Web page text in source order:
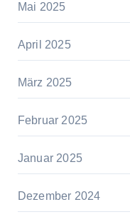
Mai 2025
April 2025
März 2025
Februar 2025
Januar 2025
Dezember 2024